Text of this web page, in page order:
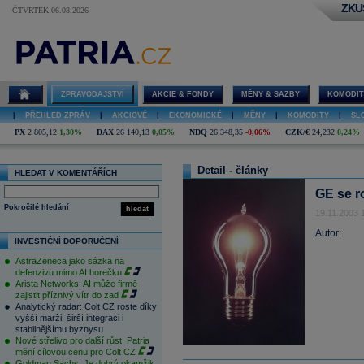
ČTVRTEK 06.08.2026
ZPRAVODAJSTVÍ AKCIE & FONDY MĚNY & SAZBY
PŘEHLED ZPRÁV AKCIOVÉ EKONOMICKÉ MĚNY KOMODITY
PX 2 805,12 1,30% DAX 26 140,13 0,05% NDQ 26 348,35 -0,06% CZK/€ 24,232 0,24%
HLEDAT V KOMENTÁŘÍCH
hledat
Pokročilé hledání
INVESTIČNÍ DOPORUČENÍ
AstraZeneca jako sázka na
defenzivu mimo AI horečku
Arista Networks: AI může firmě
zajistit příznivý vítr do zad
Analytický radar: Colt CZ roste díky
vyšší marži, širší integraci i
stabilnějšímu byznysu
Nové střelivo pro další růst. Patria
mění cílovou cenu pro Colt CZ
Detail - články
GE se
19.11.2003
Autor: